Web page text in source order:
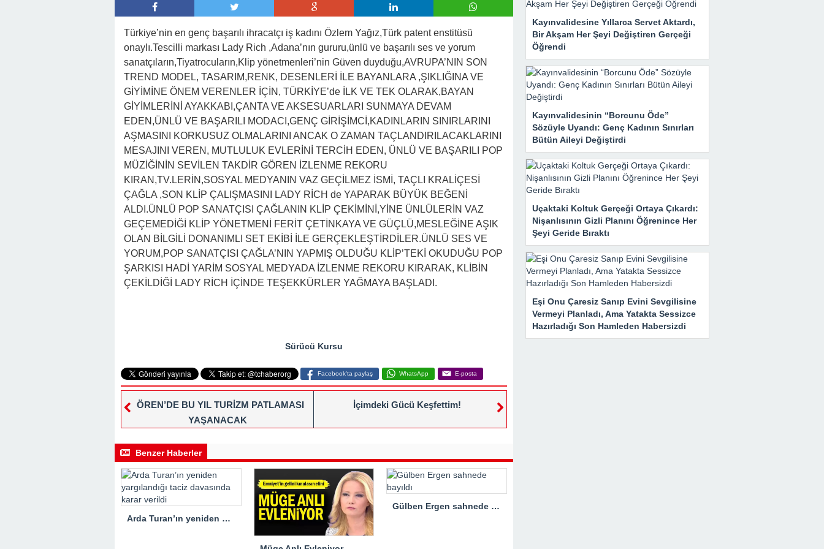
Türkiye’nin en genç başarılı ihracatçı iş kadını Özlem Yağız,Türk patent enstitüsü
onaylı.Tescilli markası Lady Rich ,Adana’nın gururu,ünlü ve başarılı ses ve yorum
sanatçıların,Tiyatrocuların,Klip yönetmenleri’nin Güven duyduğu,AVRUPA’NIN SON
TREND MODEL, TASARIM,RENK, DESENLERİ İLE BAYANLARA ,ŞIKLIĞINA VE
GİYİMİNE ÖNEM VERENLER İÇİN, TÜRKİYE’de İLK VE TEK OLARAK,BAYAN
GİYİMLERİNİ AYAKKABI,ÇANTA VE AKSESUARLARI SUNMAYA DEVAM
EDEN,ÜNLÜ VE BAŞARILI MODACI,GENÇ GİRİŞİMCİ,KADINLARIN SINIRLARINI
AŞMASINI KORKUSUZ OLMALARINI ANCAK O ZAMAN TAÇLANDIRILACAKLARINI
MESAJINI VEREN, MUTLULUK EVLERİNİ TERCİH EDEN, ÜNLÜ VE BAŞARILI POP
MÜZİĞİNİN SEVİLEN TAKDİR GÖREN İZLENME REKORU
KIRAN,TV.LERİN,SOSYAL MEDYANIN VAZ GEÇİLMEZ İSMİ, TAÇLI KRALİÇESİ
ÇAĞLA ,SON KLİP ÇALIŞMASINI LADY RİCH de YAPARAK BÜYÜK BEĞENİ
ALDI.ÜNLÜ POP SANATÇISI ÇAĞLANIN KLİP ÇEKİMİNİ,YİNE ÜNLÜLERİN VAZ
GEÇEMEDİĞİ KLİP YÖNETMENİ FERİT ÇETİNKAYA VE GÜÇLÜ,MESLEĞİNE AŞIK
OLAN BİLGİLİ DONANIMLI SET EKİBİ İLE GERÇEKLEŞTİRDİLER.ÜNLÜ SES VE
YORUM,POP SANATÇISI ÇAĞLA’NIN YAPMIŞ OLDUĞU KLİP’TEKİ OKUDUĞU POP
ŞARKISI HADİ YARİM SOSYAL MEDYADA İZLENME REKORU KIRARAK, KLİBİN
ÇEKİLDİĞİ LADY RİCH İÇİNDE TEŞEKKÜRLER YAĞMAYA BAŞLADI.
Sürücü Kursu
Facebook'ta paylaş WhatsApp E-posta
ÖREN’DE BU YIL TURİZM PATLAMASI
YAŞANACAK
İçimdeki Gücü Keşfettim!
Benzer Haberler
Arda Turan’ın yeniden yargılandığı taciz davasında karar verildi
Gülben Ergen sahnede bayıldı
Kayınvalidesine Yıllarca Servet Aktardı,
Bir Akşam Her Şeyi Değiştiren Gerçeği
Öğrendi
Kayınvalidesinin “Borcunu Öde”
Sözüyle Uyandı: Genç Kadının Sınırları
Bütün Aileyi Değiştirdi
Uçaktaki Koltuk Gerçeği Ortaya Çıkardı:
Nişanlısının Gizli Planını Öğrenince Her
Şeyi Geride Bıraktı
Eşi Onu Çaresiz Sanıp Evini Sevgilisine
Vermeyi Planladı, Ama Yatakta Sessizce
Hazırladığı Son Hamleden Habersizdi